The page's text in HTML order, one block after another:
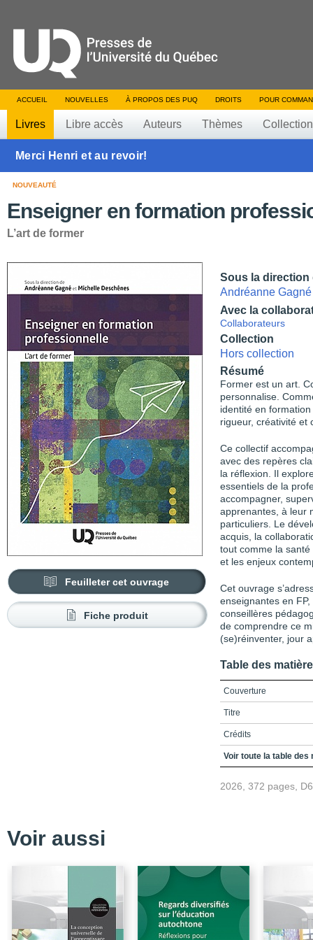
ACCUEIL NOUVELLES À PROPOS DES PUQ DROITS POUR
Livres Libre accès Auteurs Thèmes
Merci Henri et au revoir!
NOUVEAUTÉ
Enseigner en formation
L’art de former
Feuilleter cet ouvrage
Fiche produit
Sous la direction
Andréanne Gagné
Avec la
Collaborateurs
Collection
Hors collection
Résumé
Former est un art.
personnalise.
identité en
rigueur, créativité et
Ce collectif
avec des repères
la réflexion. Il
essentiels de la
accompagner,
apprenantes, à leur
particuliers. Le
acquis, la
tout comme la
et les enjeux
Cet ouvrage
enseignantes en
conseillères
de comprendre ce
(se)réinventer, jour
Table des
Couverture
Titre
Crédits
Remerciements
Liste des sigles et des
Introduction
L’art de commencer
L’art de faire sens
Voir toute la table des
2026, 372 pages,
Voir aussi